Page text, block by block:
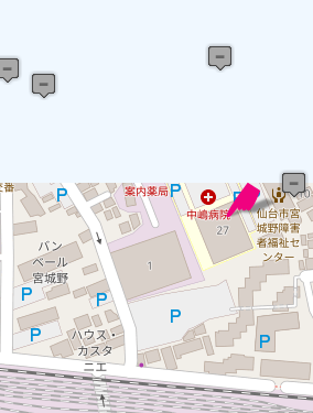
※ マップを検索、表示中